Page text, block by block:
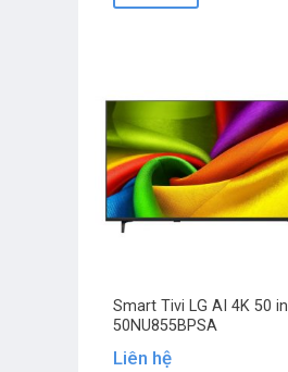
Smart Tivi LG AI 4K 50
50NU855BPSA
Liên hệ